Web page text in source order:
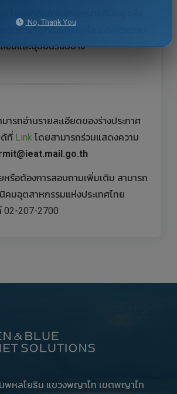
อมและชุมชนรอบข้าง
ารถอ่านรายละเอียดของร่างประกาศ
ด้ที่ Link โดยสามารถร่วมแสดงความ
รือต้องการสอบถามเพิ่มเติม สามารถ
มอุตสาหกรรมแห่งประเทศไทย
02-207-2700
พหลโยธิน แขวงพญาไท เขตพญาไท
No, Thank You